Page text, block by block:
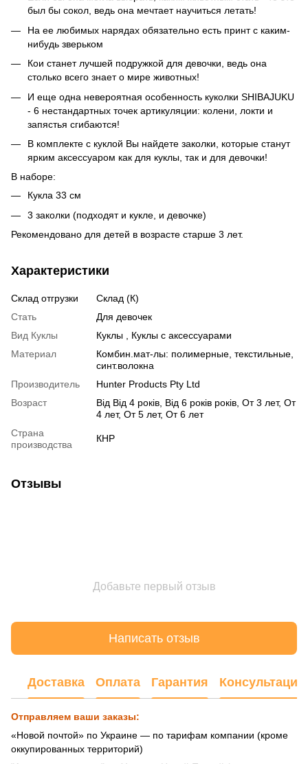
был бы сокол, ведь она мечтает научиться летать!
На ее любимых нарядах обязательно есть принт с каким-
нибудь зверьком
Кои станет лучшей подружкой для девочки, ведь она
столько всего знает о мире животных!
И еще одна невероятная особенность куколки SHIBAJUKU
- 6 нестандартных точек артикуляции: колени, локти и
запястья сгибаются!
В комплекте с куклой Вы найдете заколки, которые станут
ярким аксессуаром как для куклы, так и для девочки!
В наборе:
Кукла 33 см
3 заколки (подходят и кукле, и девочке)
Рекомендовано для детей в возрасте старше 3 лет.
Характеристики
Склад отгрузки
Склад (К)
Стать
Для девочек
Вид Куклы
Куклы , Куклы с аксессуарами
Материал
Комбин.мат-лы: полимерные, текстильные,
синт.волокна
Производитель
Hunter Products Pty Ltd
Возраст
Від Від 4 років, Від 6 років років, От 3 лет, От
4 лет, От 5 лет, От 6 лет
Страна
производства
КНР
Отзывы
Добавьте первый отзыв
Написать отзыв
Доставка Оплата Гарантия Консультация
Отправляем ваши заказы:
«Новой почтой» по Украине — по тарифам компании (кроме
оккупированных территорий)